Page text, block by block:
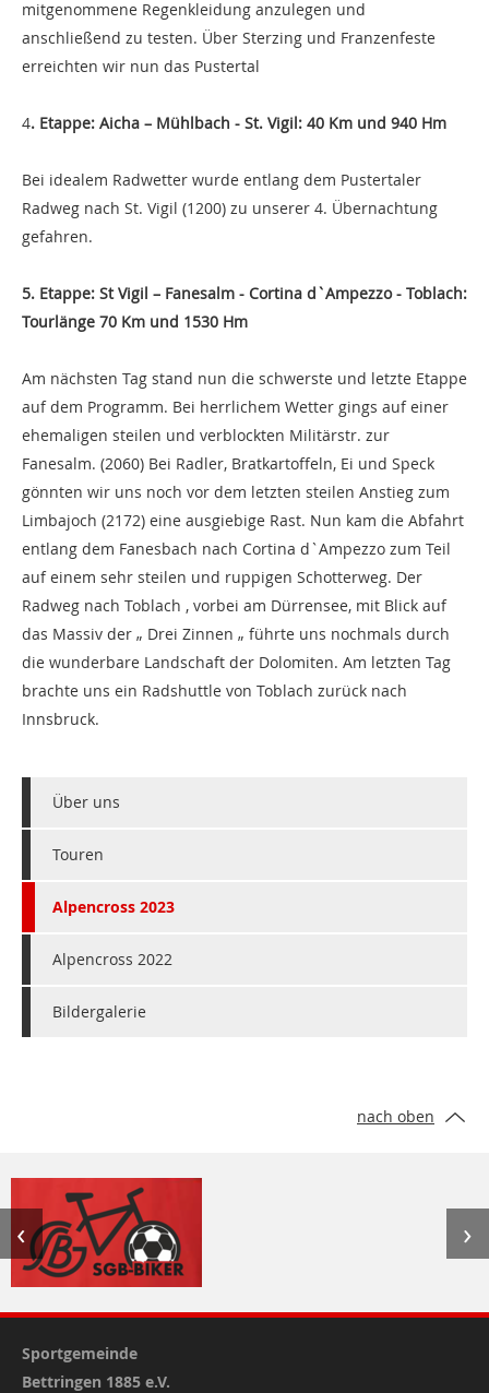
mitgenommene Regenkleidung anzulegen und
anschließend zu testen. Über Sterzing und Franzenfeste
erreichten wir nun das Pustertal
4. Etappe: Aicha – Mühlbach - St. Vigil: 40 Km und 940 Hm
Bei idealem Radwetter wurde entlang dem Pustertaler
Radweg nach St. Vigil (1200) zu unserer 4. Übernachtung
gefahren.
5. Etappe: St Vigil – Fanesalm - Cortina d`Ampezzo - Toblach:
Tourlänge 70 Km und 1530 Hm
Am nächsten Tag stand nun die schwerste und letzte Etappe
auf dem Programm. Bei herrlichem Wetter gings auf einer
ehemaligen steilen und verblockten Militärstr. zur
Fanesalm. (2060) Bei Radler, Bratkartoffeln, Ei und Speck
gönnten wir uns noch vor dem letzten steilen Anstieg zum
Limbajoch (2172) eine ausgiebige Rast. Nun kam die Abfahrt
entlang dem Fanesbach nach Cortina d`Ampezzo zum Teil
auf einem sehr steilen und ruppigen Schotterweg. Der
Radweg nach Toblach , vorbei am Dürrensee, mit Blick auf
das Massiv der „ Drei Zinnen „ führte uns nochmals durch
die wunderbare Landschaft der Dolomiten. Am letzten Tag
brachte uns ein Radshuttle von Toblach zurück nach
Innsbruck.
Über uns
Touren
Alpencross 2023
Alpencross 2022
Bildergalerie
nach oben
‹ ›
Sportgemeinde
Bettringen 1885 e.V.